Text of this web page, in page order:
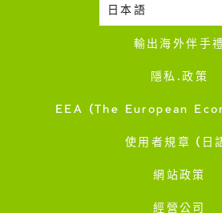
日本語時令蔬果收成表
輸出海外伴手
隱私·政策
EEA (The European
使用者規章 (日
網站政策
經營公司